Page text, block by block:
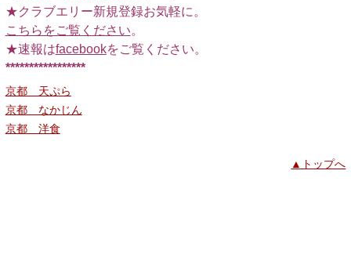
★クラブエリー新規登録お気軽に。
こちらをご覧ください。
★速報はfacebookをご覧ください。
*****************
京都 天ぷら
京都 なかじん
京都 洋食
▲トップへ